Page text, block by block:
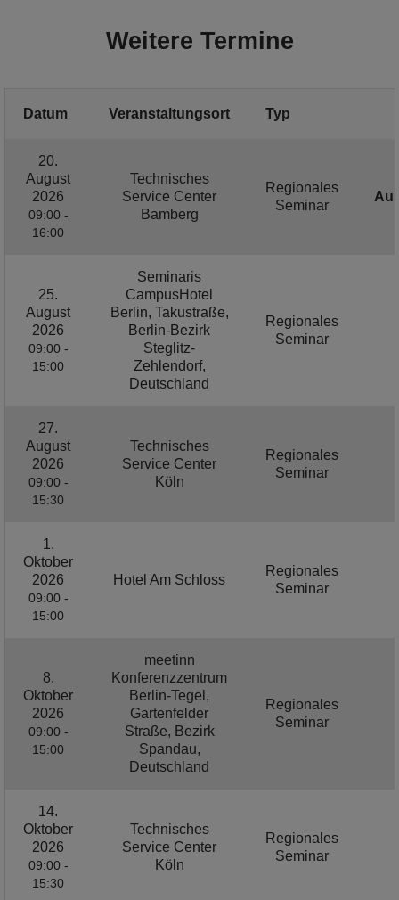
Weitere Termine
Datum Veranstaltungsort Typ
20.
August
2026
09:00 -
16:00
Technisches
Service Center
Bamberg
Regionales
Seminar
25.
August
2026
09:00 -
15:00
Seminaris
CampusHotel
Berlin, Takustraße,
Berlin-Bezirk
Steglitz-
Zehlendorf,
Deutschland
Regionales
Seminar
27.
August
2026
09:00 -
15:30
Technisches
Service Center
Köln
Regionales
Seminar
1.
Oktober
2026
09:00 -
15:00
Hotel Am Schloss
Regionales
Seminar
8.
Oktober
2026
09:00 -
15:00
meetinn
Konferenzzentrum
Berlin-Tegel,
Gartenfelder
Straße, Bezirk
Spandau,
Deutschland
Regionales
Seminar
14.
Oktober
2026
09:00 -
15:30
Technisches
Service Center
Köln
Regionales
Seminar